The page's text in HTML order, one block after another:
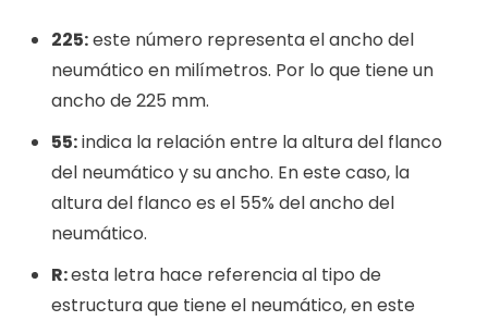
225:este número representa el ancho del
neumático en milímetros. Por lo que tiene un
ancho de 225 mm.
55:indica la relación entre la altura del flanco
del neumático y su ancho. En este caso, la
altura del flanco es el 55% del ancho del
neumático.
R:esta letra hace referencia al tipo de
estructura que tiene el neumático, en este